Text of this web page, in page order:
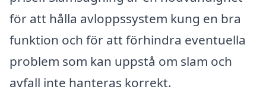
för att hålla avloppssystem kung en bra
funktion och för att förhindra eventuella
problem som kan uppstå om slam och
avfall inte hanteras korrekt.